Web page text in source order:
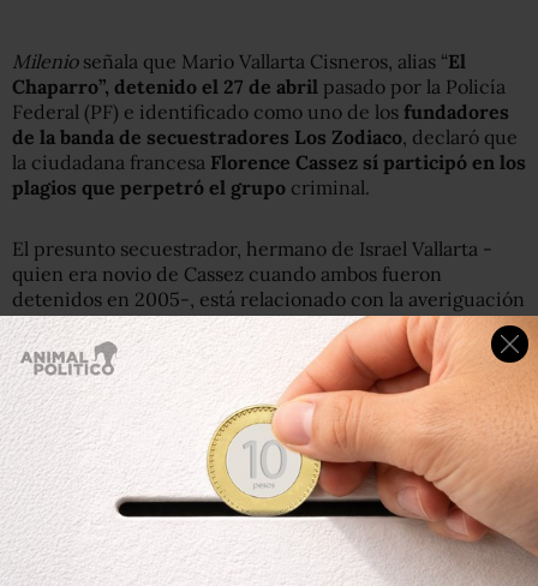
Milenioseñala que Mario Vallarta Cisneros, alias “El
Chaparro”, detenido el 27 de abril pasado por la Policía
Federal (PF) e identificado como uno de los fundadores
de la banda de secuestradores Los Zodiaco, declaró que
la ciudadana francesa Florence Cassez sí participó en los
plagios que perpetró el grupo criminal.
El presunto secuestrador, hermano de Israel Vallarta -
quien era novio de Cassez cuando ambos fueron
detenidos en 2005-, está relacionado con la averiguación
previa número PGR/SIEDO/UEIS/126/2012.
En sus declaraciones ante la PF y el agente del Ministerio
Público , Mario Vallarta sostuvo que su hermano,
incluso, llegó a convivir en varias ocasiones con la
familia de Cassez.
Leer la nota completa enMilenio.